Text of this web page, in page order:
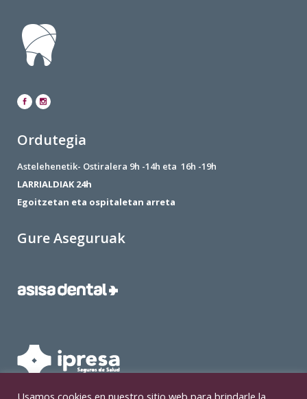
Ordutegia
Astelehenetik- Ostiralera 9h -14h eta 16h -19h
LARRIALDIAK 24h
Egoitzetan eta ospitaletan arreta
Gure Aseguruak
Usamos cookies en nuestro sitio web para brindarle la